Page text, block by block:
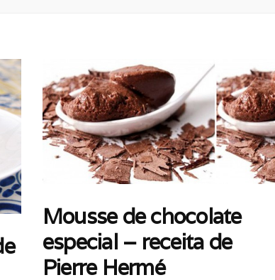
Mousse de chocolate
especial – receita de
Pierre Hermé